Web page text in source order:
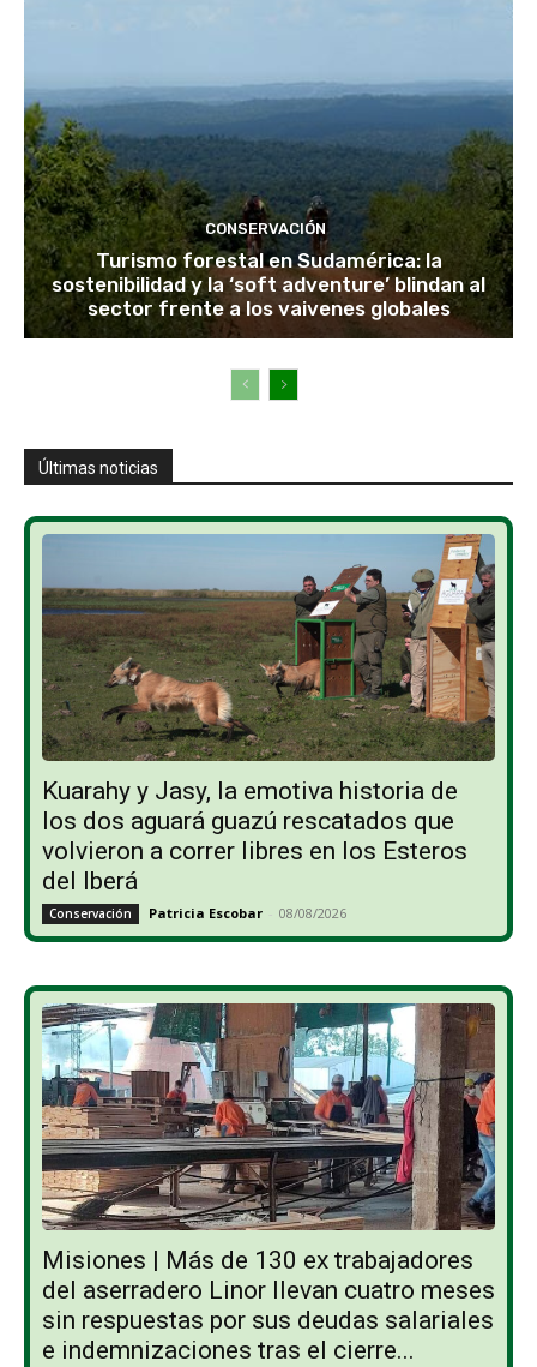
CONSERVACIÓN
Turismo forestal en Sudamérica: la
sostenibilidad y la ‘soft adventure’ blindan al
sector frente a los vaivenes globales
Últimas noticias
Kuarahy y Jasy, la emotiva historia de
los dos aguará guazú rescatados que
volvieron a correr libres en los Esteros
del Iberá
Conservación Patricia Escobar - 08/08/2026
Misiones | Más de 130 ex trabajadores
del aserradero Linor llevan cuatro meses
sin respuestas por sus deudas salariales
e indemnizaciones tras el cierre...